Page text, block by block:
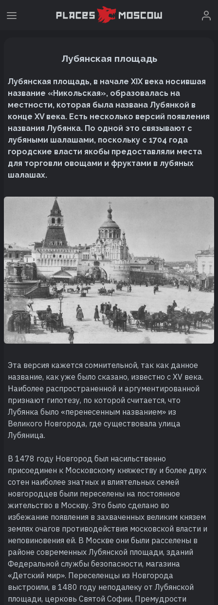
Лубянская площадь
Лубянская площадь, в начале XIX века носившая
название «Никольская», образовалась на
местности, которая была названа Лубянкой в
конце XV века. Есть несколько версий появления
названия Лубянка. По одной это связывают с
лубяными шалашами, поскольку с 1704 года
городские власти якобы предоставляли места
для торговли овощами и фруктами в лубяных
шалашах.
Эта версия кажется сомнительной, так как данное
название, как уже было сказано, известно с XV века.
Наиболее распространенной и аргументированной
признают гипотезу, по которой считается, что
Лубянка было «перенесенным названием» из
Великого Новгорода, где существовала улица
Лубяница.
В 1478 году Новгород был насильственно
присоединен к Московскому княжеству и более двух
сотен наиболее знатных и влиятельных семей
новгородцев были переселены на постоянное
жительство в Москву. Это было сделано во
избежание появления в захваченных великим князем
землях очагов противодействия московской власти и
неповиновения ей. В Москве они были расселены в
районе современных Лубянской площади, зданий
Федеральной службы безопасности, магазина
«Детский мир». Переселенцы из Новгорода
выстроили, в 1480 году неподалеку от Лубянской
площади, церковь Святой Софии, Премудрости